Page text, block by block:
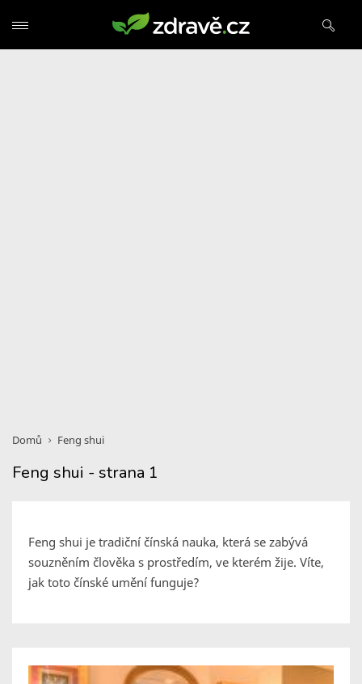
Domů Feng shui
Feng shui - strana 1
Feng shui je tradiční čínská nauka, která se zabývá
souzněním člověka s prostředím, ve kterém žije. Víte,
jak toto čínské umění funguje?